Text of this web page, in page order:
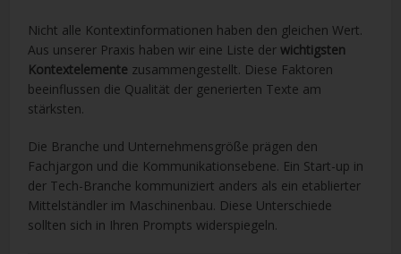
Nicht alle Kontextinformationen haben den gleichen Wert.
Aus unserer Praxis haben wir eine Liste derwichtigsten
Kontextelemente zusammengestellt. Diese Faktoren
beeinflussen die Qualität der generierten Texte am
stärksten.
Die Branche und Unternehmensgröße prägen den
Fachjargon und die Kommunikationsebene. Ein Start-up in
der Tech-Branche kommuniziert anders als ein etablierter
Mittelständler im Maschinenbau. Diese Unterschiede
sollten sich in Ihren Prompts widerspiegeln.